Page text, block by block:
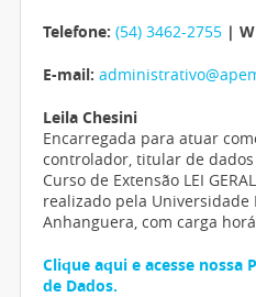
Telefone: (54) 3462-2755 |
E-mail:
Leila Chesini
Encarregada para atuar
controlador, titular de dados
Curso de Extensão LEI
realizado pela Universidade
Anhanguera, com carga
Clique aqui e acesse nossa
de Dados.